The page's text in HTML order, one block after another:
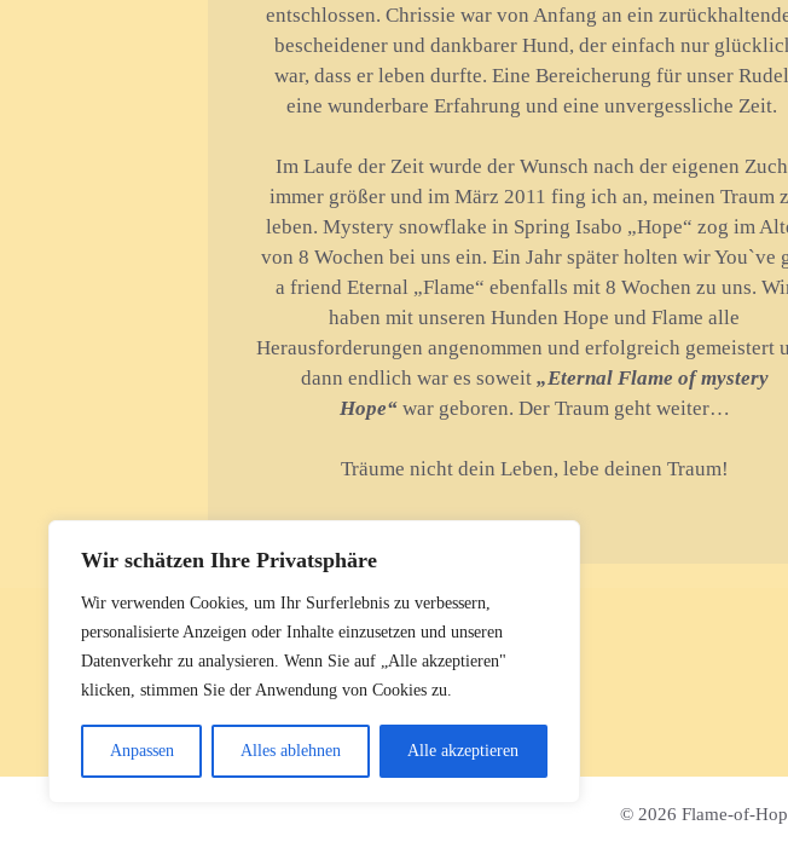
Wir schätzen Ihre Privatsphäre
Wir verwenden Cookies, um Ihr Surferlebnis zu verbessern,
personalisierte Anzeigen oder Inhalte einzusetzen und unseren
Datenverkehr zu analysieren. Wenn Sie auf „Alle akzeptieren"
klicken, stimmen Sie der Anwendung von Cookies zu.
Anpassen Alles ablehnen Alle akzeptieren
entschlossen. Chrissie war von Anfang an ein
bescheidener und dankbarer Hund, der einfach nur
war, dass er leben durfte. Eine Bereicherung für unser
eine wunderbare Erfahrung und eine unvergessliche Zeit.
Im Laufe der Zeit wurde der Wunsch nach der eigenen
immer größer und im März 2011 fing ich an, meinen Traum
leben. Mystery snowflake in Spring Isabo „Hope“ zog im
von 8 Wochen bei uns ein. Ein Jahr später holten wir You`ve
a friend Eternal „Flame“ ebenfalls mit 8 Wochen zu uns.
haben mit unseren Hunden Hope und Flame alle
Herausforderungen angenommen und erfolgreich gemeistert
dann endlich war es soweit „Eternal Flame of mystery
Hope“ war geboren. Der Traum geht weiter…
Träume nicht dein Leben, lebe deinen Traum!
© 2026 Flame-of-